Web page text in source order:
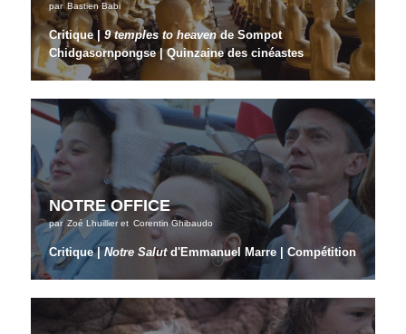
par Bastien Babi
Critique |9 temples to heavendeSompot
Chidgasornpongse| Quinzaine des cinéastes
NOTRE OFFICE
par Zoé Lhuillieret Corentin Ghibaudo
Critique |Notre Salutd'Emmanuel Marre | Compétition